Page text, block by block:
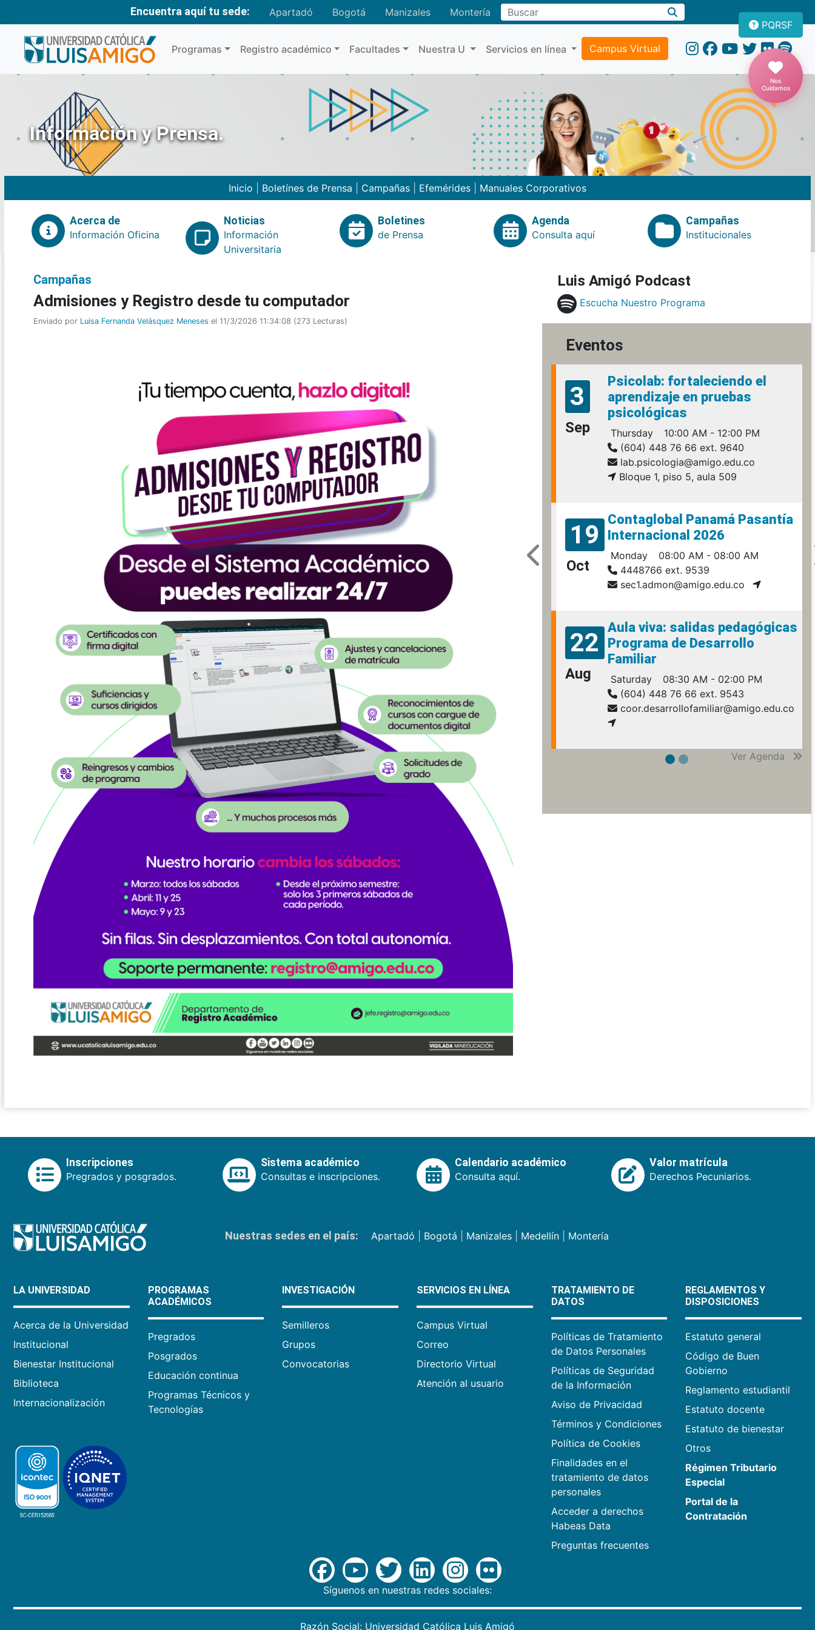
Encuentra aquí tu sede: Apartadó Bogotá Manizales MonteríaBuscar
Programas Registro académico Facultades Nuestra U Servicios en línea Campus Virtual
PQRSF
Nos
Cuidamos
Información y Prensa.
Inicio Boletínes de Prensa Campañas Efemérides Manuales Corporativos
Acerca de
Información Oficina
Noticias
Información
Universitaria
Boletines
de Prensa
Agenda
Consulta aquí
Campañas
Institucionales
Campañas
Admisiones y Registro desde tu computador
Enviado por Luisa Fernanda Velásquez Meneses el 11/3/2026 11:34:08 (273 Lecturas)
Luis Amigó Podcast
Escucha Nuestro Programa
Eventos
3
Sep
Psicolab: fortaleciendo el
aprendizaje en pruebas
psicológicas
Thursday
10:00 AM - 12:00 PM
(604) 448 76 66 ext. 9640
lab.psicologia@amigo.edu.co
Bloque 1, piso 5, aula 509
19
Oct
Contaglobal Panamá Pasantía
Internacional 2026
Monday
08:00 AM - 08:00 AM
4448766 ext. 9539
sec1.admon@amigo.edu.co
22
Aug
Aula viva: salidas pedagógicas
Programa de Desarrollo
Familiar
Saturday
08:30 AM - 02:00 PM
(604) 448 76 66 ext. 9543
coor.desarrollofamiliar@amigo.edu.co
Ver Agenda
Inscripciones
Pregrados y posgrados.
Sistema académico
Consultas e inscripciones.
Calendario académico
Consulta aquí.
Valor matrícula
Derechos Pecuniarios.
Nuestras sedes en el país: Apartadó Bogotá Manizales| Medellín| Montería
LA UNIVERSIDAD
Acerca de la Universidad
Institucional
Bienestar Institucional
Biblioteca
Internacionalización
PROGRAMAS
ACADÉMICOS
Pregrados
Posgrados
Educación continua
Programas Técnicos y
Tecnologías
INVESTIGACIÓN
Semilleros
Grupos
Convocatorias
SERVICIOS EN LÍNEA
Campus Virtual
Correo
Directorio Virtual
Atención al usuario
TRATAMIENTO DE
DATOS
Políticas de Tratamiento
de Datos Personales
Políticas de Seguridad
de la Información
Aviso de Privacidad
Términos y Condiciones
Política de Cookies
Finalidades en el
tratamiento de datos
personales
Acceder a derechos
Habeas Data
Preguntas frecuentes
REGLAMENTOS Y
DISPOSICIONES
Estatuto general
Código de Buen
Gobierno
Reglamento estudiantil
Estatuto docente
Estatuto de bienestar
Otros
Régimen Tributario
Especial
Portal de la
Contratación
Síguenos en nuestras redes sociales:
Razón Social: Universidad Católica Luis Amigó